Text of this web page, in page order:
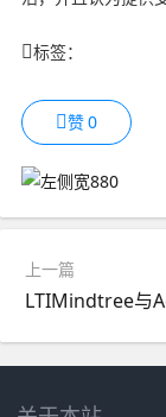
标签：
赞0
上一篇